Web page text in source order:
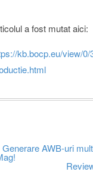
a fost mutat aici:
kb.bocp.eu/view/
navigation
Generare AWB-uri